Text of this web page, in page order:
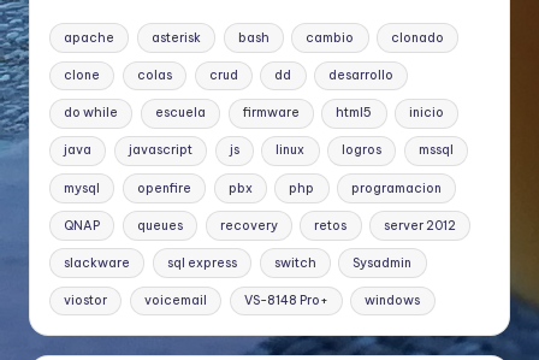
apache asterisk bash cambio clonado
clone colas crud dd desarrollo
do while escuela firmware html5 inicio
java javascript js linux logros mssql
mysql openfire pbx php programacion
QNAP queues recovery retos server 2012
slackware sql express switch Sysadmin
viostor voicemail VS-8148 Pro+ windows